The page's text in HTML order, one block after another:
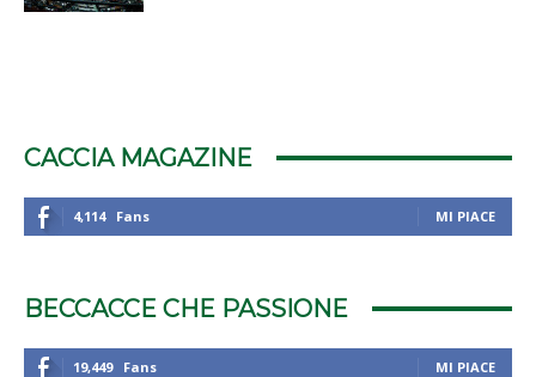
CACCIA MAGAZINE
4,114 Fans MI PIACE
BECCACCE CHE PASSIONE
19,449 Fans MI PIACE